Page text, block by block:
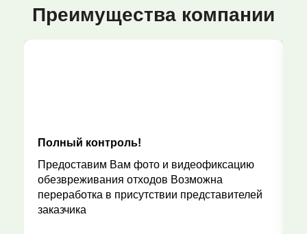
Преимущества компании
Полный контроль!
Предоставим Вам фото и видеофиксацию
обезвреживания отходов Возможна
переработка в присутствии представителей
заказчика